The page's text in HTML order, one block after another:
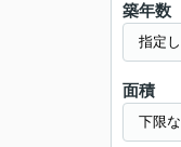
築年数
面積